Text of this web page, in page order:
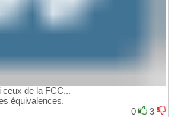
ceux de la FCC...
équivalences.
0
3